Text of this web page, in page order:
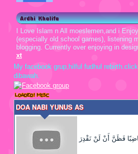
Ardhi Khalifa
I Love Islam n All moeslemen,and i
(especially old school games), listening
blogging. Currently over enjoying in
xt
My facebook grup,hilful fudhul
dibawah.
DOA NABI YUNUS AS